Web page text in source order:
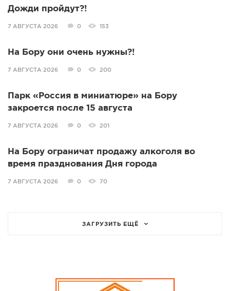
Дожди пройдут?!
7 АВГУСТА 2026 0 153
На Бору они очень нужны?!
7 АВГУСТА 2026 0 200
Парк «Россия в миниатюре» на Бору
закроется после 15 августа
7 АВГУСТА 2026 0 201
На Бору ограничат продажу алкоголя во
время празднования Дня города
7 АВГУСТА 2026 0 70
ЗАГРУЗИТЬ ЕЩЁ